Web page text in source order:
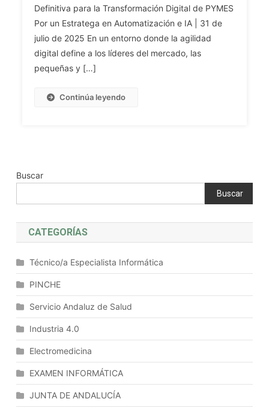
La
Plataforma
Definitiva
Definitiva para la Transformación Digital de PYMES
Por un Estratega en Automatización e IA | 31 de
julio de 2025 En un entorno donde la agilidad
digital define a los líderes del mercado, las
pequeñas y […]
Continúa leyendo
Buscar
Buscar
CATEGORÍAS
Técnico/a Especialista Informática
PINCHE
Servicio Andaluz de Salud
Industria 4.0
Electromedicina
EXAMEN INFORMÁTICA
JUNTA DE ANDALUCÍA